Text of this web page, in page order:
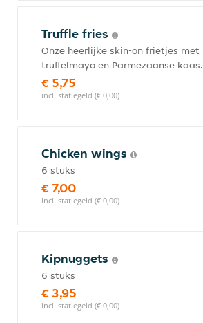
Truffle fries
Onze heerlijke skin-on frietjes met
truffelmayo en Parmezaanse kaas.
€ 5,75
incl. statiegeld (€ 0,00)
Chicken wings
6 stuks
€ 7,00
incl. statiegeld (€ 0,00)
Kipnuggets
6 stuks
€ 3,95
incl. statiegeld (€ 0,00)